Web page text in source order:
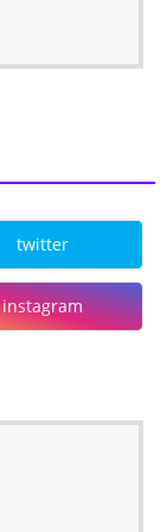
twitter
instagram